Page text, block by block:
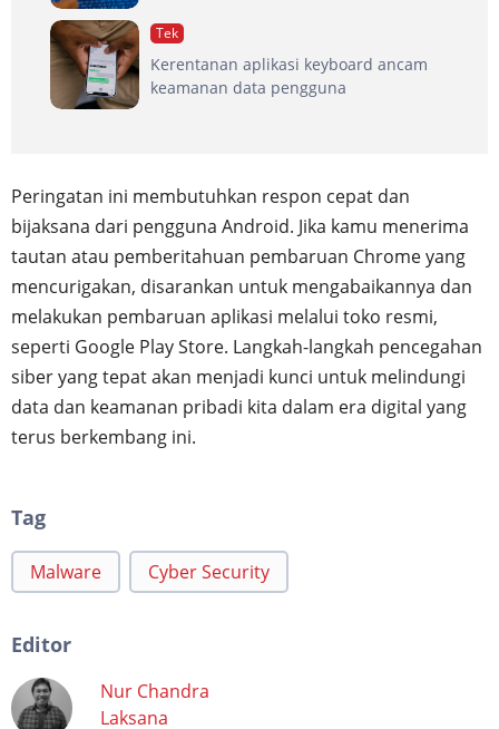
Tek
Kerentanan aplikasi keyboard ancam
keamanan data pengguna
Peringatan ini membutuhkan respon cepat dan
bijaksana dari pengguna Android. Jika kamu menerima
tautan atau pemberitahuan pembaruan Chrome yang
mencurigakan, disarankan untuk mengabaikannya dan
melakukan pembaruan aplikasi melalui toko resmi,
seperti Google Play Store. Langkah-langkah pencegahan
siber yang tepat akan menjadi kunci untuk melindungi
data dan keamanan pribadi kita dalam era digital yang
terus berkembang ini.
Tag
Malware Cyber Security
Editor
Nur Chandra
Laksana